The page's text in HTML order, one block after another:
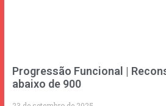
Progressão Funcional |
abaixo de 900